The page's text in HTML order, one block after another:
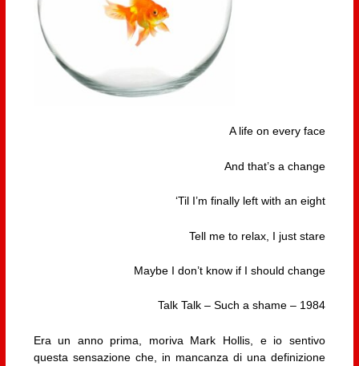
A life on every face
And that’s a change
‘Til I’m finally left with an eight
Tell me to relax, I just stare
Maybe I don’t know if I should change
Talk Talk – Such a shame – 1984
Era un anno prima, moriva Mark Hollis, e io sentivo
questa sensazione che, in mancanza di una definizione